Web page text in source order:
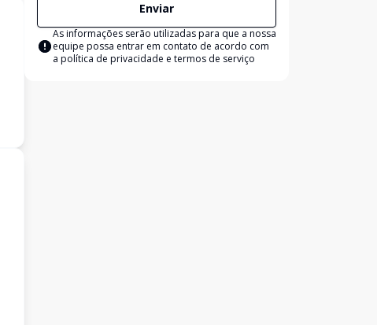
Enviar
As informações serão utilizadas para que a nossa
equipe possa entrar em contato de acordo com
a política de privacidade e termos de serviço